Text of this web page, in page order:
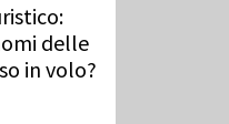
delle
in volo?